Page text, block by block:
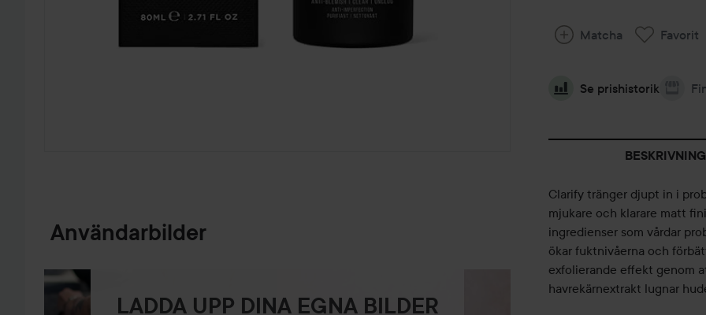
Användarbilder
LADDA UPP DINA EGNA BILDER
Matcha Favorit
Se prishistorik
BESKRIVNING
Clarify tränger djupt in i
mjukare och klarare matt
ingredienser som vårdar
ökar fuktnivåerna och
exfolierande effekt genom
havrekärnextrakt lugnar